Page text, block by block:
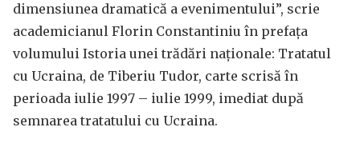
dimensiunea dramatică a evenimentului”, scrie
academicianul Florin Constantiniu în prefața
volumului Istoria unei trădări naționale: Tratatul
cu Ucraina, de Tiberiu Tudor, carte scrisă în
perioada iulie 1997 – iulie 1999, imediat după
semnarea tratatului cu Ucraina.